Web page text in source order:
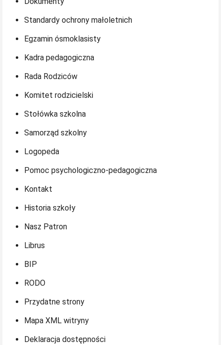
Standardy ochrony małoletnich
Egzamin ósmoklasisty
Kadra pedagogiczna
Rada Rodziców
Komitet rodzicielski
Stołówka szkolna
Samorząd szkolny
Logopeda
Pomoc psychologiczno-pedagogiczna
Kontakt
Historia szkoły
Nasz Patron
Librus
BIP
RODO
Przydatne strony
Mapa XML witryny
Deklaracja dostępności